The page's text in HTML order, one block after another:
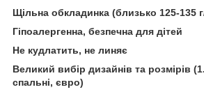
Щільна обкладинка (близько 125-135
Гіпоалергенна, безпечна для дітей
Не кудлатить, не линяє
Великий вибір дизайнів та розмірів
спальні, євро)